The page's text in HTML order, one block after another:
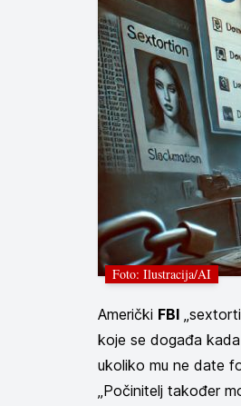
Foto: Ilustracija/AI
Američki FBI
koje se događa
ukoliko mu ne date
„Počinitelj također